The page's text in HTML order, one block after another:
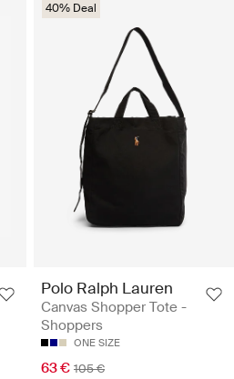
40% Deal
Polo Ralph Lauren
Canvas Shopper Tote -
Shoppers
ONE SIZE
63 € 105 €